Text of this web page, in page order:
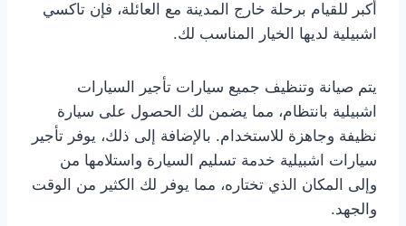
أكبر للقيام برحلة خارج المدينة مع العائلة، فإن تاكسي
اشبيلية لديها الخيار المناسب لك.
يتم صيانة وتنظيف جميع سيارات تأجير السيارات
اشبيلية بانتظام، مما يضمن لك الحصول على سيارة
نظيفة وجاهزة للاستخدام. بالإضافة إلى ذلك، يوفر تأجير
سيارات اشبيلية خدمة تسليم السيارة واستلامها من
وإلى المكان الذي تختاره، مما يوفر لك الكثير من الوقت
والجهد.